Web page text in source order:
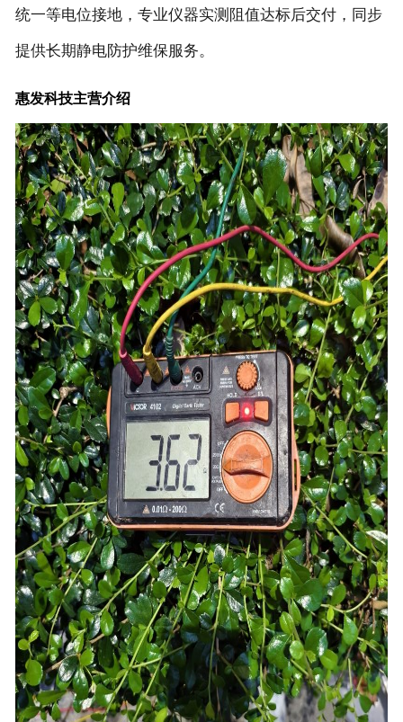
统一等电位接地，专业仪器实测阻值达标后交付，同步
提供长期静电防护维保服务。
惠发科技主营介绍